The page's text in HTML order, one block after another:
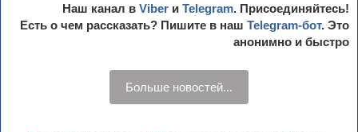
Наш канал в Viber и Telegram. Присоединяйтесь!
Есть о чем рассказать? Пишите в наш Telegram-бот. Это
анонимно и быстро
Больше новостей...